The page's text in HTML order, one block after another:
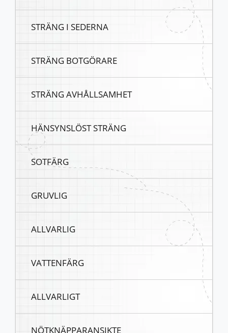
STRÄNG I SEDERNA
STRÄNG BOTGÖRARE
STRÄNG AVHÅLLSAMHET
HÄNSYNSLÖST STRÄNG
SOTFÄRG
GRUVLIG
ALLVARLIG
VATTENFÄRG
ALLVARLIGT
NÖTKNÄPPARANSIKTE